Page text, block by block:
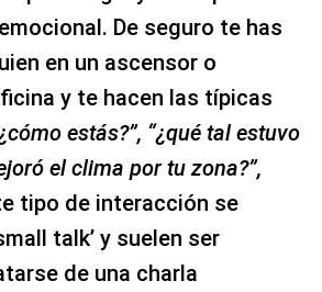
De seguro te has
en un ascensor o
y te hacen las típicas
estás?”, “¿qué tal estuvo
el clima por tu zona?”,
tipo de interacción se
talk’ y suelen ser
de una charla